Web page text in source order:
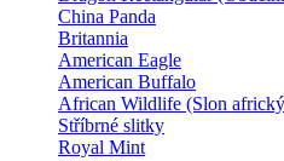
China Panda
Britannia
American Eagle
American Buffalo
African Wildlife (Slon
Stříbrné slitky
Royal Mint